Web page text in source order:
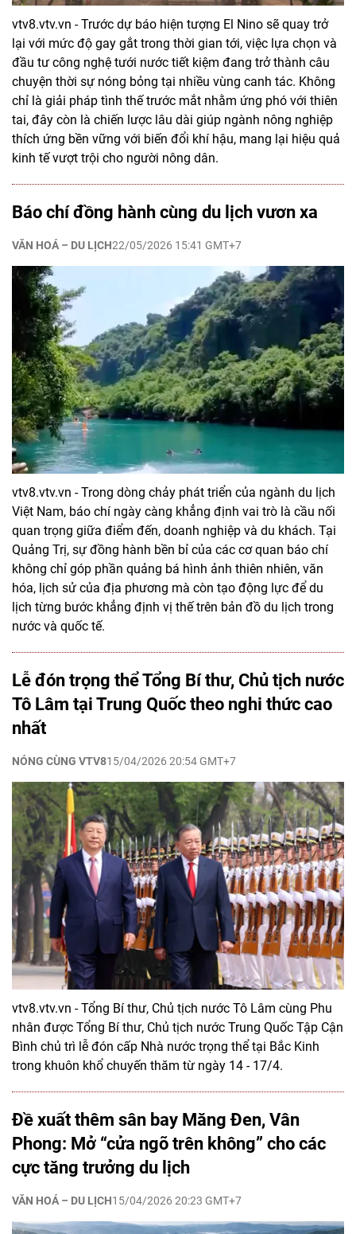
vtv8.vtv.vn - Trước dự báo hiện tượng El Nino sẽ quay trở
lại với mức độ gay gắt trong thời gian tới, việc lựa chọn và
đầu tư công nghệ tưới nước tiết kiệm đang trở thành câu
chuyện thời sự nóng bỏng tại nhiều vùng canh tác. Không
chỉ là giải pháp tình thế trước mắt nhằm ứng phó với thiên
tai, đây còn là chiến lược lâu dài giúp ngành nông nghiệp
thích ứng bền vững với biến đổi khí hậu, mang lại hiệu quả
kinh tế vượt trội cho người nông dân.
Báo chí đồng hành cùng du lịch vươn xa
VĂN HOÁ – DU LỊCH22/05/2026 15:41 GMT+7
vtv8.vtv.vn - Trong dòng chảy phát triển của ngành du lịch
Việt Nam, báo chí ngày càng khẳng định vai trò là cầu nối
quan trọng giữa điểm đến, doanh nghiệp và du khách. Tại
Quảng Trị, sự đồng hành bền bỉ của các cơ quan báo chí
không chỉ góp phần quảng bá hình ảnh thiên nhiên, văn
hóa, lịch sử của địa phương mà còn tạo động lực để du
lịch từng bước khẳng định vị thế trên bản đồ du lịch trong
nước và quốc tế.
Lễ đón trọng thể Tổng Bí thư, Chủ tịch nước
Tô Lâm tại Trung Quốc theo nghi thức cao
nhất
NÓNG CÙNG VTV815/04/2026 20:54 GMT+7
vtv8.vtv.vn - Tổng Bí thư, Chủ tịch nước Tô Lâm cùng Phu
nhân được Tổng Bí thư, Chủ tịch nước Trung Quốc Tập Cận
Bình chủ trì lễ đón cấp Nhà nước trọng thể tại Bắc Kinh
trong khuôn khổ chuyến thăm từ ngày 14 - 17/4.
Đề xuất thêm sân bay Măng Đen, Vân
Phong: Mở “cửa ngõ trên không” cho các
cực tăng trưởng du lịch
VĂN HOÁ – DU LỊCH15/04/2026 20:23 GMT+7